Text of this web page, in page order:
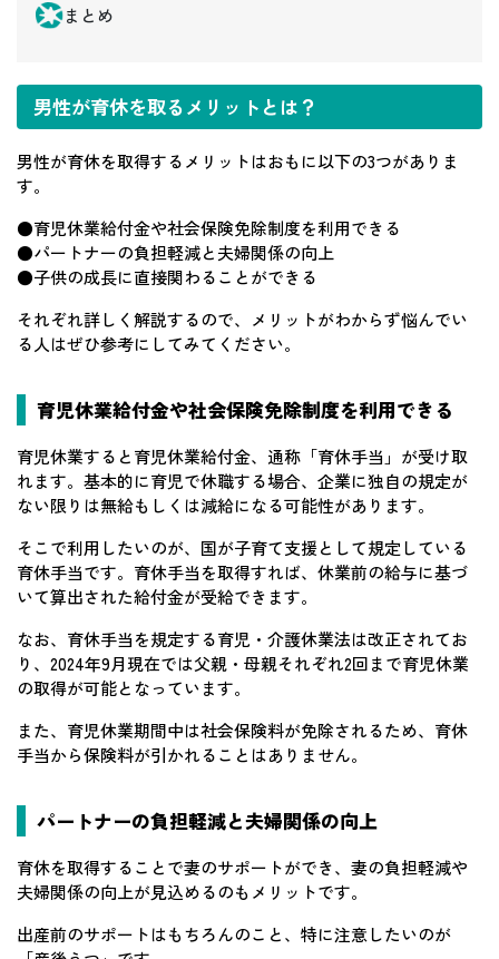
まとめ
男性が育休を取るメリットとは？
男性が育休を取得するメリットはおもに以下の3つがありま
す。
●育児休業給付金や社会保険免除制度を利用できる
●パートナーの負担軽減と夫婦関係の向上
●子供の成長に直接関わることができる
それぞれ詳しく解説するので、メリットがわからず悩んでい
る人はぜひ参考にしてみてください。
育児休業給付金や社会保険免除制度を利用できる
育児休業すると育児休業給付金、通称「育休手当」が受け取
れます。基本的に育児で休職する場合、企業に独自の規定が
ない限りは無給もしくは減給になる可能性があります。
そこで利用したいのが、国が子育て支援として規定している
育休手当です。育休手当を取得すれば、休業前の給与に基づ
いて算出された給付金が受給できます。
なお、育休手当を規定する育児・介護休業法は改正されてお
り、2024年9月現在では父親・母親それぞれ2回まで育児休業
の取得が可能となっています。
また、育児休業期間中は社会保険料が免除されるため、育休
手当から保険料が引かれることはありません。
パートナーの負担軽減と夫婦関係の向上
育休を取得することで妻のサポートができ、妻の負担軽減や
夫婦関係の向上が見込めるのもメリットです。
出産前のサポートはもちろんのこと、特に注意したいのが